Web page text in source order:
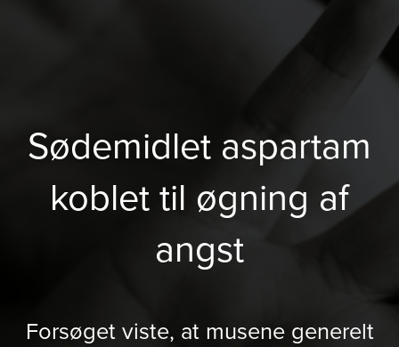
Sødemidlet aspartam
koblet til øgning af
angst
Forsøget viste, at musene generelt